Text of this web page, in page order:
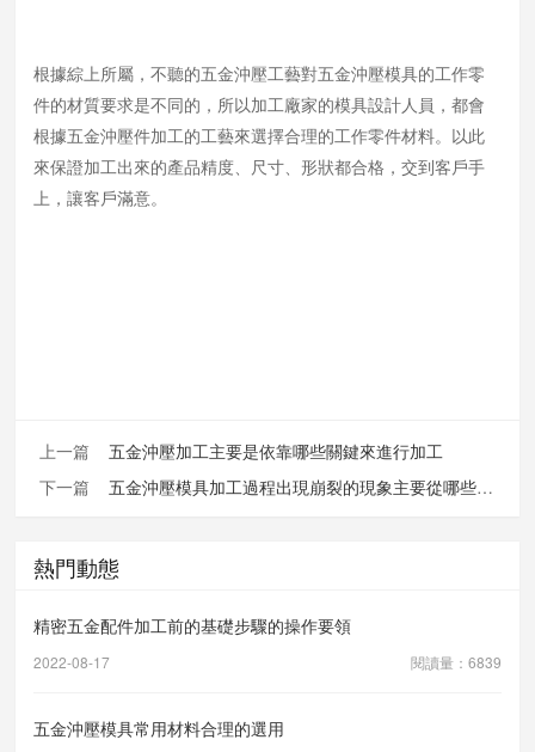
根據綜上所屬，不聽的五金沖壓工藝對五金沖壓模具的工作零
件的材質要求是不同的，所以加工廠家的模具設計人員，都會
根據五金沖壓件加工的工藝來選擇合理的工作零件材料。以此
來保證加工出來的產品精度、尺寸、形狀都合格，交到客戶手
上，讓客戶滿意。
上一篇五金沖壓加工主要是依靠哪些關鍵來進行加工
下一篇五金沖壓模具加工過程出現崩裂的現象主要從哪些方面分析原因
熱門動態
精密五金配件加工前的基礎步驟的操作要領
2022-08-17 閱讀量：6839
五金沖壓模具常用材料合理的選用